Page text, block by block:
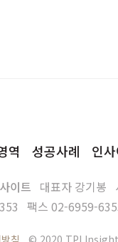
역 성공사례 인
이트 대표자 강기봉
팩스 02-6959-
침 © 2020 TPI Insight